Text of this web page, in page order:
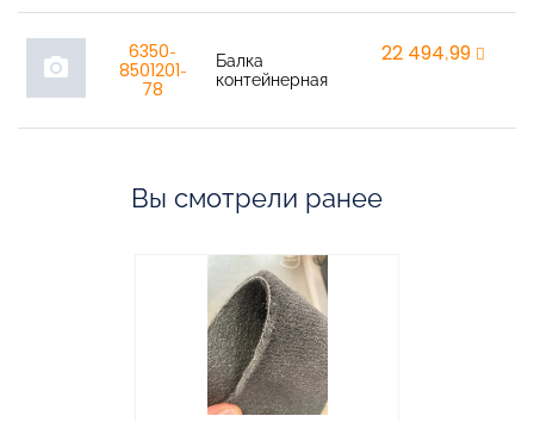
photo_camera
6350-
8501201-
78
Балка
контейнерная
22 494,99
Вы смотрели ранее